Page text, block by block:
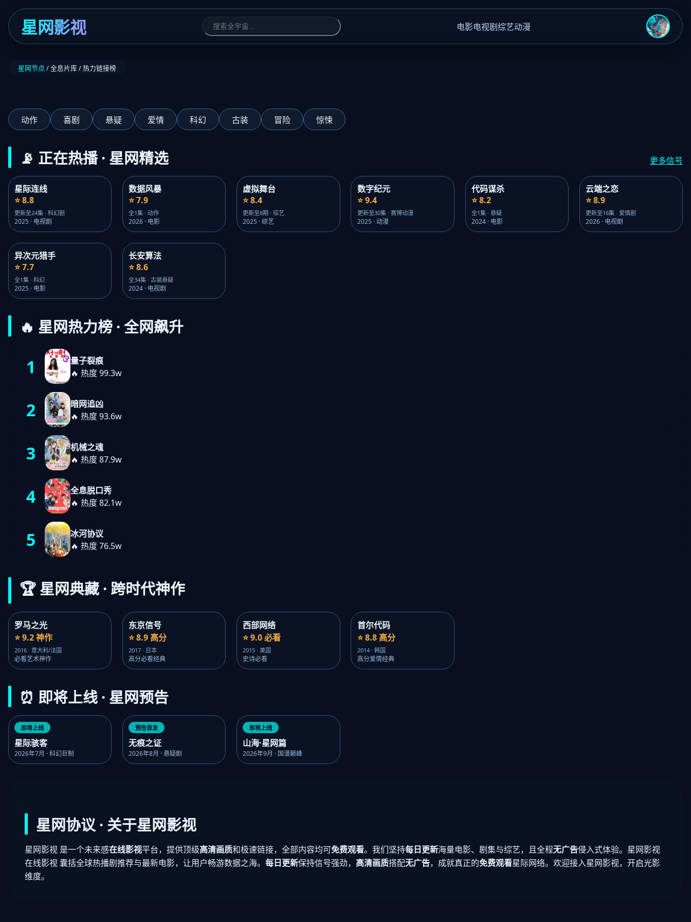
星网影视 电影电视剧综艺动漫
星网节点 / 全息片库 / 热力链接榜
动作 喜剧 悬疑 爱情 科幻 古装 冒险 惊悚
📡 正在热播 · 星网精选 更多信号
星际连线
⭐ 8.8
更新至24集 · 科幻剧
2025 · 电视剧
数据风暴
⭐ 7.9
全1集 · 动作
2026 · 电影
虚拟舞台
⭐ 8.4
更新至8期 · 综艺
2025 · 综艺
数字纪元
⭐ 9.4
更新至30集 · 赛博动漫
2025 · 动漫
代码谋杀
⭐ 8.2
全1集 · 悬疑
2024 · 电影
云端之恋
⭐ 8.9
更新至16集 · 爱情剧
2026 · 电视剧
异次元猎手
⭐ 7.7
全1集 · 科幻
2025 · 电影
长安算法
⭐ 8.6
全34集 · 古装悬疑
2024 · 电视剧
🔥 星网热力榜 · 全网飙升
1
量子裂痕
🔥 热度 99.3w
2
暗网追凶
🔥 热度 93.6w
3
机械之魂
🔥 热度 87.9w
4
全息脱口秀
🔥 热度 82.1w
5
冰河协议
🔥 热度 76.5w
🏆 星网典藏 · 跨时代神作
罗马之光
⭐ 9.2 神作
2016 · 意大利/法国
必看艺术神作
东京信号
⭐ 8.9 高分
2017 · 日本
高分必看经典
西部网络
⭐ 9.0 必看
2015 · 美国
史诗必看
首尔代码
⭐ 8.8 高分
2014 · 韩国
高分爱情经典
⏰ 即将上线 · 星网预告
即将上线
星际骇客
2026年7月 · 科幻巨制
预告首发
无痕之证
2026年8月 · 悬疑剧
即将上线
山海·星网篇
2026年9月 · 国漫巅峰
星网协议 · 关于星网影视
星网影视 是一个未来感在线影视平台，提供顶级高清画质和极速链接，全部内容均可免费观看。我们坚持每日更新海量电影、剧集与综艺，且全程无广告侵入式体验。星网影视
在线影视 囊括全球热播剧推荐与最新电影，让用户畅游数据之海。 每日更新保持信号强劲， 高清画质搭配无广告，成就真正的免费观看星际网络。欢迎接入星网影视，开启光影
维度。